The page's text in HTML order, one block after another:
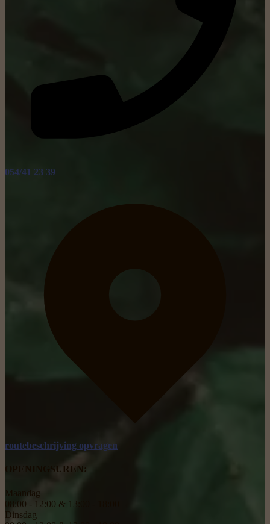
054/41 23 39
routebeschrijving opvragen
OPENINGSUREN:
Maandag
08:00 - 12:00 & 13:00 - 18:00
Dinsdag